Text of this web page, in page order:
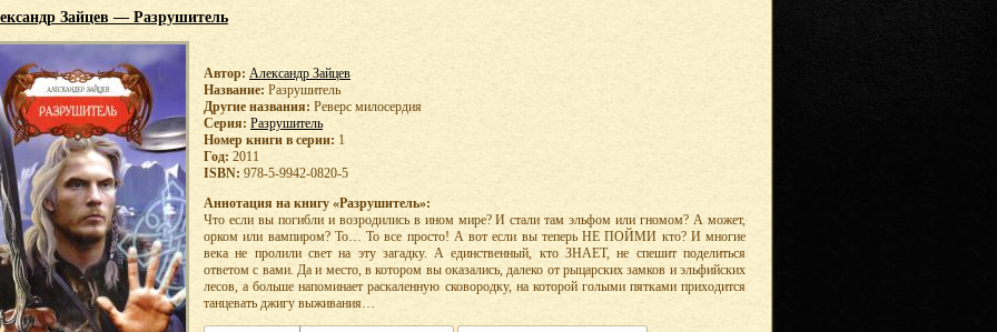
Зайцев — Разрушитель
Автор: Александр Зайцев
Название: Разрушитель
Другие названия: Реверс милосердия
Серия: Разрушитель
Номер книги в серии: 1
Год: 2011
ISBN: 978-5-9942-0820-5
Аннотация на книгу «Разрушитель»:
Что если вы погибли и возродились в ином мире? И стали там эльфом или гномом? А может,
орком или вампиром? То… То все просто! А вот если вы теперь НЕ ПОЙМИ кто? И многие
века не пролили свет на эту загадку. А единственный, кто ЗНАЕТ, не спешит поделиться
ответом с вами. Да и место, в котором вы оказались, далеко от рыцарских замков и эльфийских
лесов, а больше напоминает раскаленную сковородку, на которой голыми пятками приходится
танцевать джигу выживания…